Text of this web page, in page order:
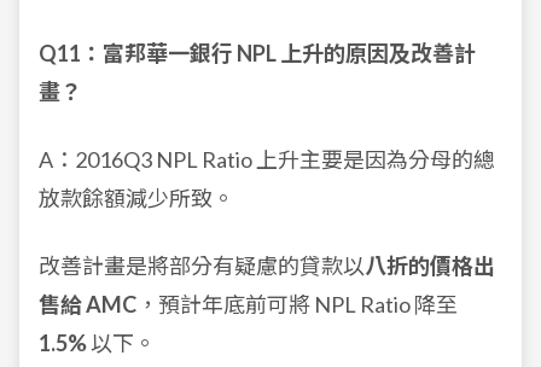
Q11：富邦華一銀行 NPL 上升的原因及改善計
畫？
A：2016Q3 NPL Ratio 上升主要是因為分母的總
放款餘額減少所致。
改善計畫是將部分有疑慮的貸款以八折的價格出
售給 AMC ，預計年底前可將 NPL Ratio 降至
1.5%以下。